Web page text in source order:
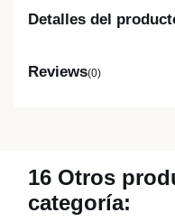
Detalles del
Reviews(0)
16 Otros
categoría: